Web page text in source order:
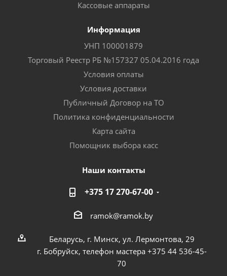
Кассовые аппараты
Информация
УНП 100001879
Торговый Реестр РБ №157327 05.04.2016 года
Условия оплаты
Условия доставки
Публичный Договор на ТО
Политика конфиденциальности
Карта сайта
Помощник выбора касс
Наши контакты
+375 17 270-67-00
ramok@ramok.by
Беларусь, г. Минск, ул. Лермонтова, 29
г. Бобруйск, телефон мастера +375 44 536-45-
70